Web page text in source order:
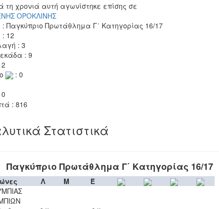
τη χρονιά αυτή αγωνίστηκε επίσης σε
ΟΡΟΚΛΙΝΗΣ
: Παγκύπριο Πρωτάθλημα Γ΄ Κατηγορίας 16/17
12
: 3
: 9
: 0
: 816
Στατιστικά
Παγκύπριο Πρωτάθλημα Γ΄ Κατηγορίας 16/17
Λ Μ
Έ